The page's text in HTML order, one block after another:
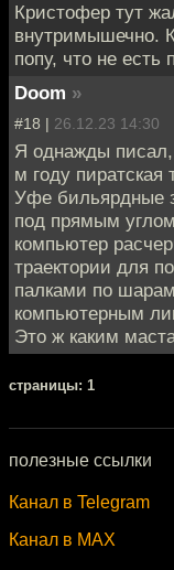
Кристофер тут
внутримышечно.
попу, что не
Doom »
#18 | 26.12.23 14:30
Я однажды
м году пиратская
Уфе бильярдные
под прямым
компьютер
траектории для
палками по
компьютерным
Это ж каким
cтраницы: 1
полезные ссылки
Канал в Telegram
Канал в MAX